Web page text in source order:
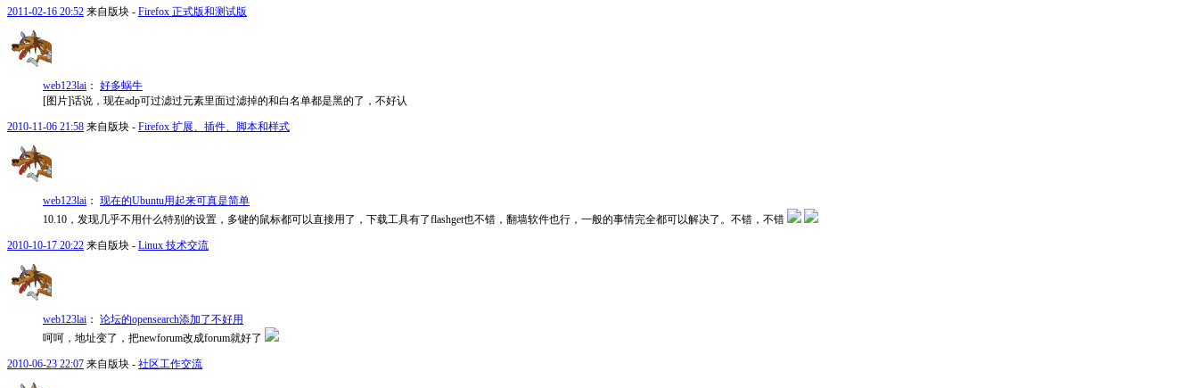
2011-02-16 20:52 来自版块 - Firefox 正式版和测试版
web123lai ： 好多蜗牛
[图片]话说，现在adp可过滤过元素里面过滤掉的和白名单都是黑的了，不好认
2010-11-06 21:58 来自版块 - Firefox 扩展、插件、脚本和样式
web123lai ： 现在的Ubuntu用起来可真是简单
10.10，发现几乎不用什么特别的设置，多键的鼠标都可以直接用了，下载工具有了flashget也不错，翻墙软件也行，一般的事情完全都可以解决了。不错，不错
2010-10-17 20:22 来自版块 - Linux 技术交流
web123lai ： 论坛的opensearch添加了不好用
呵呵，地址变了，把newforum改成forum就好了
2010-06-23 22:07 来自版块 - 社区工作交流